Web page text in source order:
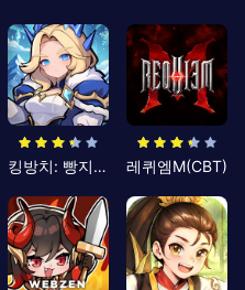
킹방치: 빵지의 제왕 레퀴엠M(CBT)